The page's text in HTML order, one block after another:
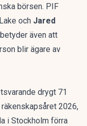
börsen. PIF
och Jared
även att
blir ägare av
drygt 71
2026,
i Stockholm förra